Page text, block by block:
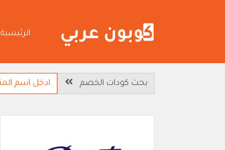
الرئيسية
بحث كودات الخصم